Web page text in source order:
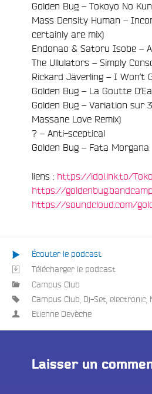
Golden Bug – Tokoyo No
Mass Density Human –
certainly are mix)
Endonao & Satoru Isobe –
The Ullulators – Simply
Rickard Jäverling – I Won’t
Golden Bug – La Goutte
Golden Bug – Variation sur
Massane Love Remix)
? – Anti-sceptical
Golden Bug – Fata Morgana
liens : https://idol.lnk.to/
https://
https://soundcloud.com/
Écouter le podcast
Télécharger le podcast
Campus Club
Campus Club Dj-Set electronic
Etienne Devèche
Laisser un